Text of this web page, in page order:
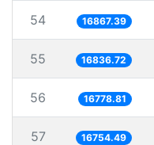
54 16867.39
55 16836.72
56 16778.81
57 16754.49